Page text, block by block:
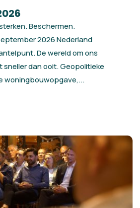
Beschermen.
2026 Nederland
De wereld om ons
sneller dan ooit. Geopolitieke
woningbouwopgave,...